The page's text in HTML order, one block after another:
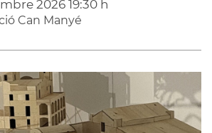
2026 19:30 h
Can Manyé